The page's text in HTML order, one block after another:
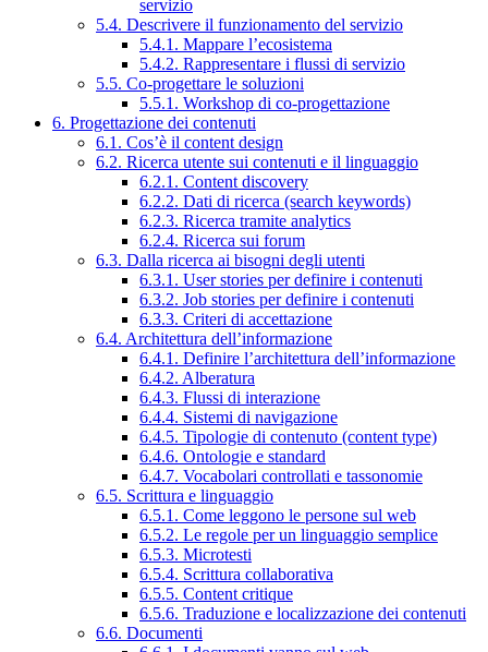
servizio
5.4. Descrivere il funzionamento del servizio
5.4.1. Mappare l’ecosistema
5.4.2. Rappresentare i flussi di servizio
5.5. Co-progettare le soluzioni
5.5.1. Workshop di co-progettazione
6. Progettazione dei contenuti
6.1. Cos’è il content design
6.2. Ricerca utente sui contenuti e il linguaggio
6.2.1. Content discovery
6.2.2. Dati di ricerca (search keywords)
6.2.3. Ricerca tramite analytics
6.2.4. Ricerca sui forum
6.3. Dalla ricerca ai bisogni degli utenti
6.3.1. User stories per definire i contenuti
6.3.2. Job stories per definire i contenuti
6.3.3. Criteri di accettazione
6.4. Architettura dell’informazione
6.4.1. Definire l’architettura dell’informazione
6.4.2. Alberatura
6.4.3. Flussi di interazione
6.4.4. Sistemi di navigazione
6.4.5. Tipologie di contenuto (content type)
6.4.6. Ontologie e standard
6.4.7. Vocabolari controllati e tassonomie
6.5. Scrittura e linguaggio
6.5.1. Come leggono le persone sul web
6.5.2. Le regole per un linguaggio semplice
6.5.3. Microtesti
6.5.4. Scrittura collaborativa
6.5.5. Content critique
6.5.6. Traduzione e localizzazione dei contenuti
6.6. Documenti